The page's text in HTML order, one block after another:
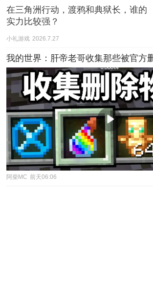
在三角洲行动，渡鸦和典狱长，谁的
实力比较强？
小礼游戏 2026.7.27
我的世界：肝帝老哥收集那些被官方
阿柴MC 前天06:06